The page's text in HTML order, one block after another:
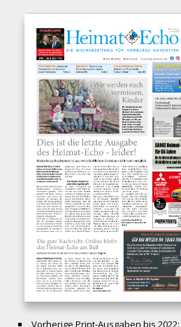
Vorherige Print-Ausgaben bis 2022: